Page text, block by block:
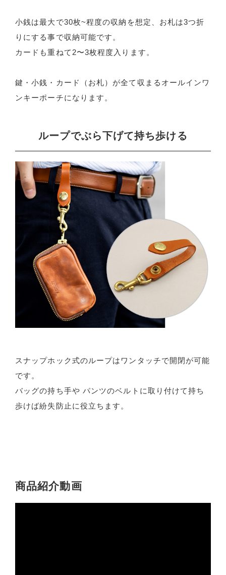
小銭は最大で30枚~程度の収納を想定、お札は3つ折
りにする事で収納可能です。
カードも重ねて2〜3枚程度入ります。
鍵・小銭・カード（お札）が全て収まるオールインワ
ンキーポーチになります。
ループでぶら下げて持ち歩ける
スナップホック式のループはワンタッチで開閉が可能
です。
バッグの持ち手や パンツのベルトに取り付けて持ち
歩けば紛失防止に役立ちます。
商品紹介動画